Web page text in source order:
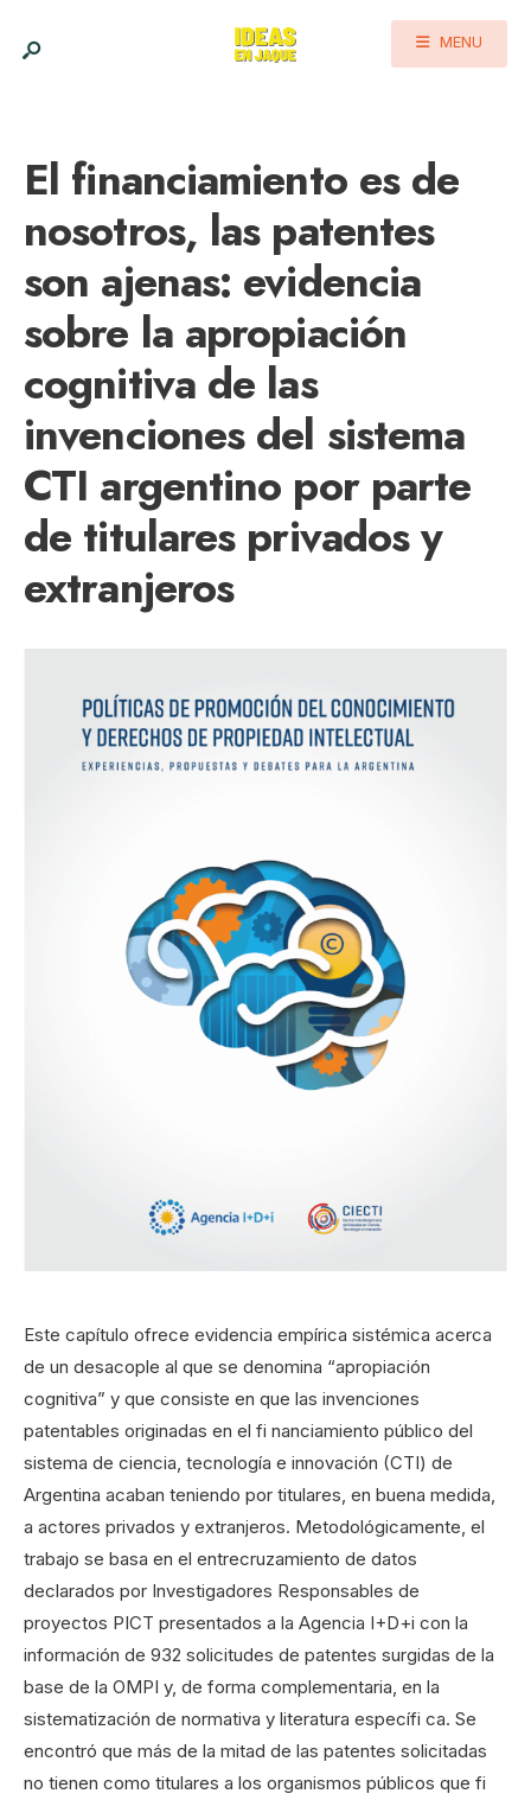
MENU
El financiamiento es de
nosotros, las patentes
son ajenas: evidencia
sobre la apropiación
cognitiva de las
invenciones del sistema
CTI argentino por parte
de titulares privados y
extranjeros
Este capítulo ofrece evidencia empírica sistémica acerca
de un desacople al que se denomina “apropiación
cognitiva” y que consiste en que las invenciones
patentables originadas en el fi nanciamiento público del
sistema de ciencia, tecnología e innovación (CTI) de
Argentina acaban teniendo por titulares, en buena medida,
a actores privados y extranjeros. Metodológicamente, el
trabajo se basa en el entrecruzamiento de datos
declarados por Investigadores Responsables de
proyectos PICT presentados a la Agencia I+D+i con la
información de 932 solicitudes de patentes surgidas de la
base de la OMPI y, de forma complementaria, en la
sistematización de normativa y literatura específi ca. Se
encontró que más de la mitad de las patentes solicitadas
no tienen como titulares a los organismos públicos que fi